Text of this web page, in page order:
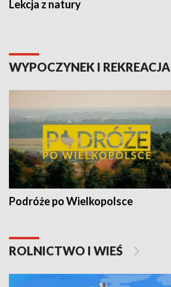
Lekcja z natury
WYPOCZYNEK I REKREACJA
Podróże po Wielkopolsce
ROLNICTWO I WIEŚ